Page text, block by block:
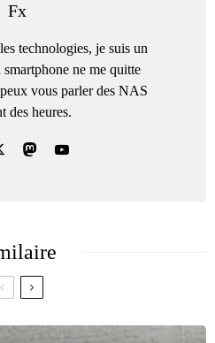
Fx
technologies, je suis un
ne me quitte
vous parler des NAS
des heures.